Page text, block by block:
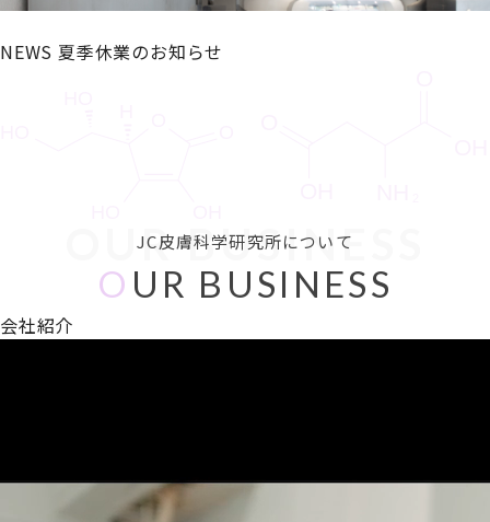
NEWS 夏季休業のお知らせ
JC皮膚科学研究所について
OUR BUSINESS
O UR BUSINESS
会社紹介